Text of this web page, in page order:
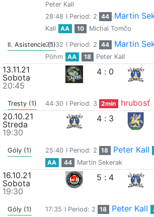
Peter Kall
28:48 I Period: 2 44 Martin
Kall
AA 10 Michal Tomčo
II. Asistencie (1)
25:32 I Period: 2 44 Martin
Pöhm
AA 18 Peter Kall
13.11.21
Sobota
20:45
4 : 0
Tresty (1) 44:30 I Period: 3 2min
hrubosť
20.10.21
Streda
19:30
4 : 3
Góly (1) 25:40 I Period: 2 18 Peter Kall
AA
44 Martin Sekerak
16.10.21
Sobota
19:30
5 : 4
Góly (1) 17:35 I Period: 2 18 Peter Kall